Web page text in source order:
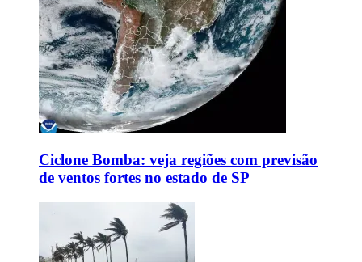
Ciclone Bomba: veja regiões com previsão
de ventos fortes no estado de SP